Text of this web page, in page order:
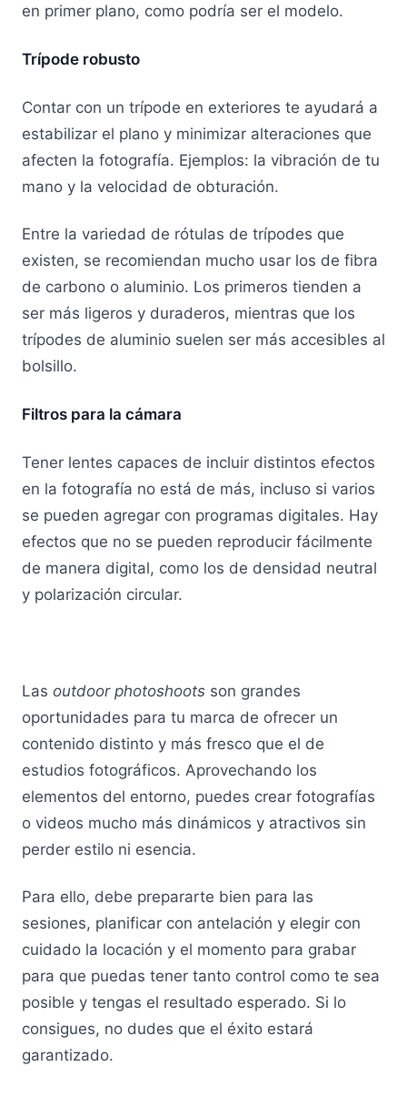
en primer plano, como podría ser el modelo.
Trípode robusto
Contar con un trípode en exteriores te ayudará a
estabilizar el plano y minimizar alteraciones que
afecten la fotografía. Ejemplos: la vibración de tu
mano y la velocidad de obturación.
Entre la variedad de rótulas de trípodes que
existen, se recomiendan mucho usar los de fibra
de carbono o aluminio. Los primeros tienden a
ser más ligeros y duraderos, mientras que los
trípodes de aluminio suelen ser más accesibles al
bolsillo.
Filtros para la cámara
Tener lentes capaces de incluir distintos efectos
en la fotografía no está de más, incluso si varios
se pueden agregar con programas digitales. Hay
efectos que no se pueden reproducir fácilmente
de manera digital, como los de densidad neutral
y polarización circular.
Las outdoor photoshoots son grandes
oportunidades para tu marca de ofrecer un
contenido distinto y más fresco que el de
estudios fotográficos. Aprovechando los
elementos del entorno, puedes crear fotografías
o videos mucho más dinámicos y atractivos sin
perder estilo ni esencia.
Para ello, debe prepararte bien para las
sesiones, planificar con antelación y elegir con
cuidado la locación y el momento para grabar
para que puedas tener tanto control como te sea
posible y tengas el resultado esperado. Si lo
consigues, no dudes que el éxito estará
garantizado.